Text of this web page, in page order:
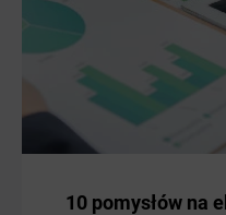
10 pomysłów na